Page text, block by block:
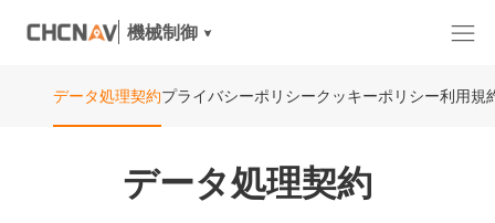
機械制御
データ処理契約プライバシーポリシークッキーポリシー利用規
データ処理契約